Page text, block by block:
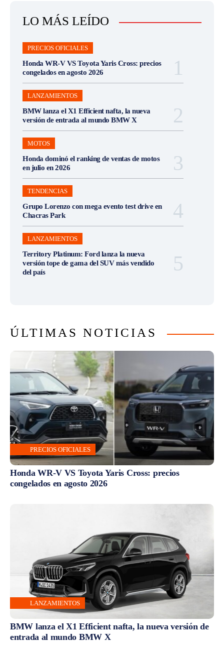
LO MÁS LEÍDO
PRECIOS OFICIALES
Honda WR-V VS Toyota Yaris Cross: precios
congelados en agosto 2026
LANZAMIENTOS
BMW lanza el X1 Efficient nafta, la nueva
versión de entrada al mundo BMW X
MOTOS
Honda dominó el ranking de ventas de motos
en julio en 2026
TENDENCIAS
Grupo Lorenzo con mega evento test drive en
Chacras Park
LANZAMIENTOS
Territory Platinum: Ford lanza la nueva
versión tope de gama del SUV más vendido
del país
ÚLTIMAS NOTICIAS
PRECIOS OFICIALES
Honda WR-V VS Toyota Yaris Cross: precios
congelados en agosto 2026
LANZAMIENTOS
BMW lanza el X1 Efficient nafta, la nueva versión de
entrada al mundo BMW X